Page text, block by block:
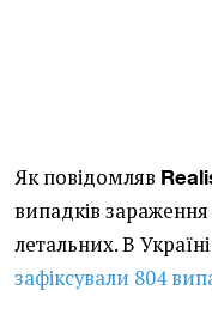
Як повідомляв
випадків
летальних. В
зафіксували 804